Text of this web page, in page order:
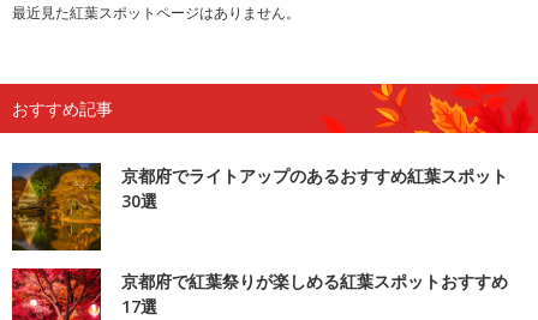
最近見た紅葉スポットページはありません。
おすすめ記事
京都府でライトアップのあるおすすめ紅葉スポット
30選
京都府で紅葉祭りが楽しめる紅葉スポットおすすめ
17選